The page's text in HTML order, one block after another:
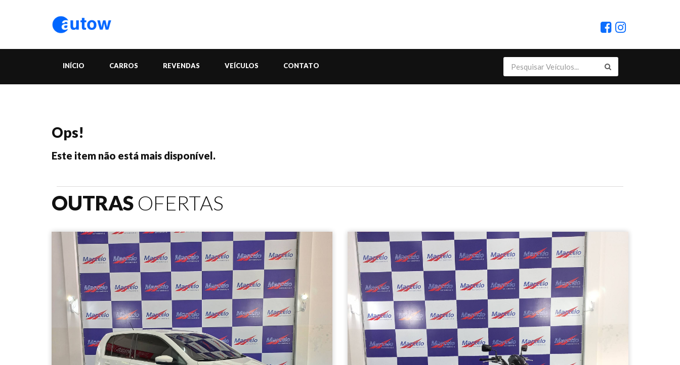
INÍCIO CARROS REVENDAS VEÍCULOS CONTATO
Ops!
Este item não está mais disponível.
OUTRAS OFERTAS